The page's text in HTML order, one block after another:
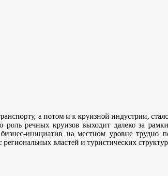
а потом и к круизной индустрии,
речных круизов выходит далеко за
инициатив на местном уровне трудно
властей и туристических